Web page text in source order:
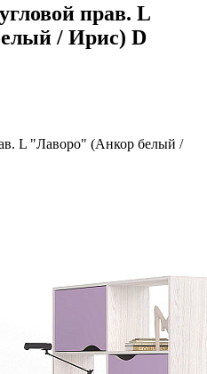
прав. L
/ Ирис) D
L "Лаворо" (Анкор белый /